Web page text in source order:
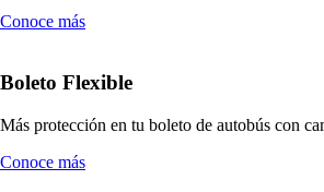
Conoce más
Boleto Flexible
Más protección en tu boleto de autobús con
Conoce más